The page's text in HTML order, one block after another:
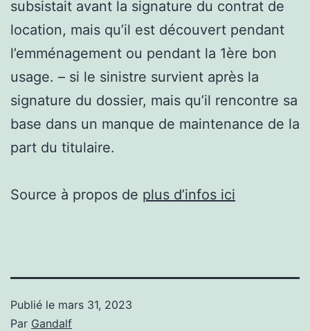
subsistait avant la signature du contrat de
location, mais qu’il est découvert pendant
l’emménagement ou pendant la 1ère bon
usage. – si le sinistre survient après la
signature du dossier, mais qu’il rencontre sa
base dans un manque de maintenance de la
part du titulaire.
Source à propos de plus d’infos ici
Publié le mars 31, 2023
Par Gandalf